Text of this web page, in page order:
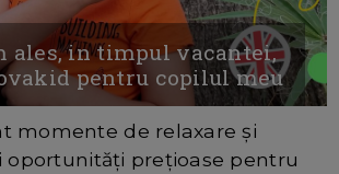
ales, in timpul vacantei,
pentru copilul meu
momente de relaxare și
oportunități prețioase pentru